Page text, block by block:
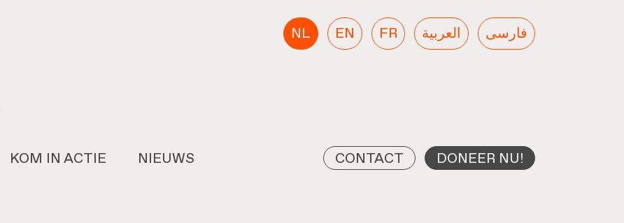
NL EN FR العربية فارسی
KOM IN ACTIE NIEUWS CONTACT DONEER NU!